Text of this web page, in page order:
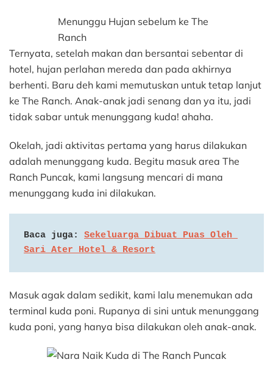
Menunggu Hujan sebelum ke The
Ranch
Ternyata, setelah makan dan bersantai sebentar di
hotel, hujan perlahan mereda dan pada akhirnya
berhenti. Baru deh kami memutuskan untuk tetap lanjut
ke The Ranch. Anak-anak jadi senang dan ya itu, jadi
tidak sabar untuk menunggang kuda! ahaha.
Okelah, jadi aktivitas pertama yang harus dilakukan
adalah menunggang kuda. Begitu masuk area The
Ranch Puncak, kami langsung mencari di mana
menunggang kuda ini dilakukan.
Baca juga: Sekeluarga Dibuat Puas Oleh
Sari Ater Hotel & Resort
Masuk agak dalam sedikit, kami lalu menemukan ada
terminal kuda poni. Rupanya di sini untuk menunggang
kuda poni, yang hanya bisa dilakukan oleh anak-anak.